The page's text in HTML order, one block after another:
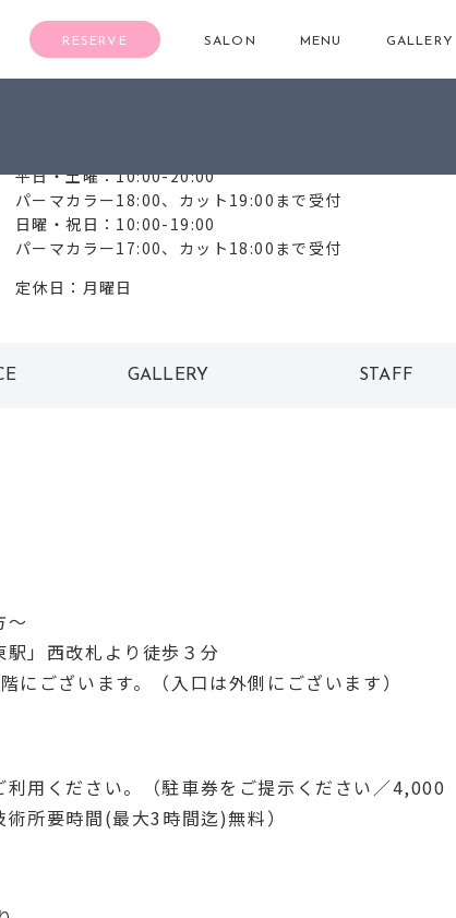
RESERVE SALON MENU GALLERY
平日・土曜：10:00-20:00
パーマカラー18:00、カット19:00まで受付
日曜・祝日：10:00-19:00
パーマカラー17:00、カット18:00まで受付
定休日：月曜日
GALLERY STAFF
～
」西改札より徒歩３分
にございます。（入口は外側にございます）
利用ください。（駐車券をご提示ください／4,000
所要時間(最大3時間迄)無料）